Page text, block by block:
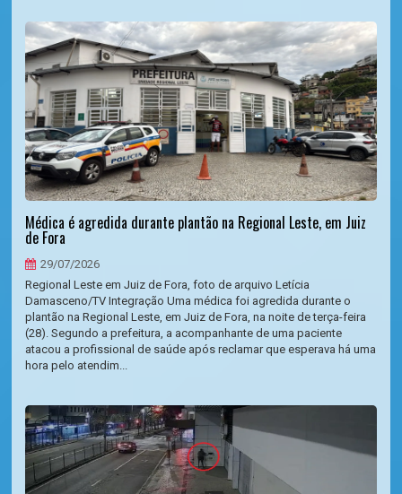
Médica é agredida durante plantão na Regional Leste, em Juiz
de Fora
29/07/2026
Regional Leste em Juiz de Fora, foto de arquivo Letícia
Damasceno/TV Integração Uma médica foi agredida durante o
plantão na Regional Leste, em Juiz de Fora, na noite de terça-feira
(28). Segundo a prefeitura, a acompanhante de uma paciente
atacou a profissional de saúde após reclamar que esperava há uma
hora pelo atendim...